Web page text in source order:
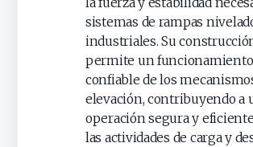
sistemas de rampas
industriales. Su
permite un funcionamiento
confiable de los
elevación, contribuyendo a
operación segura y
las actividades de carga y